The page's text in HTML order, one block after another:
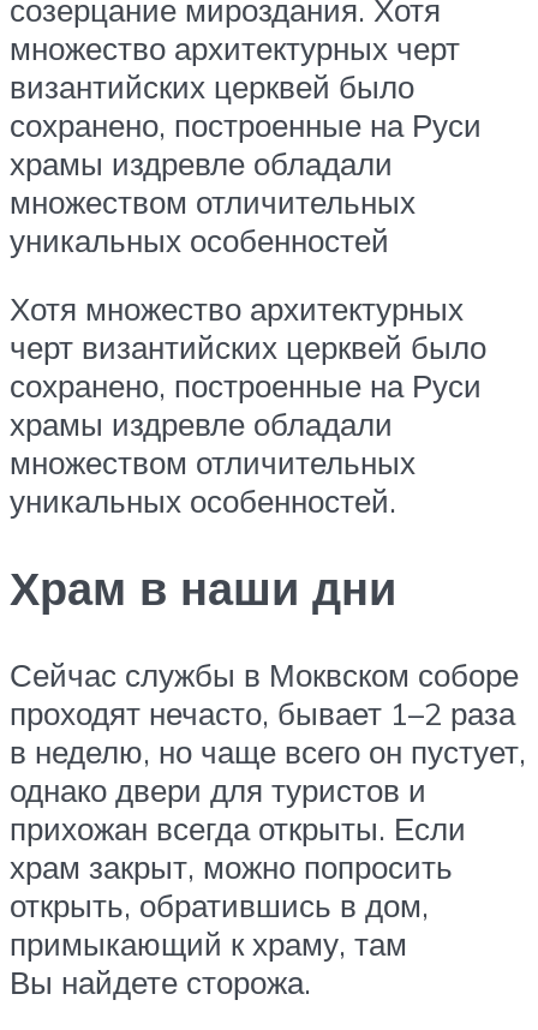
созерцание мироздания. Хотя
множество архитектурных черт
византийских церквей было
сохранено, построенные на Руси
храмы издревле обладали
множеством отличительных
уникальных особенностей
Хотя множество архитектурных
черт византийских церквей было
сохранено, построенные на Руси
храмы издревле обладали
множеством отличительных
уникальных особенностей.
Храм в наши дни
Сейчас службы в Моквском соборе
проходят нечасто, бывает 1–2 раза
в неделю, но чаще всего он пустует,
однако двери для туристов и
прихожан всегда открыты. Если
храм закрыт, можно попросить
открыть, обратившись в дом,
примыкающий к храму, там
Вы найдете сторожа.